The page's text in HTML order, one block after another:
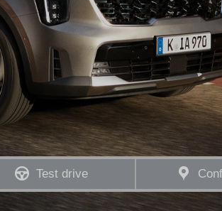
Test drive